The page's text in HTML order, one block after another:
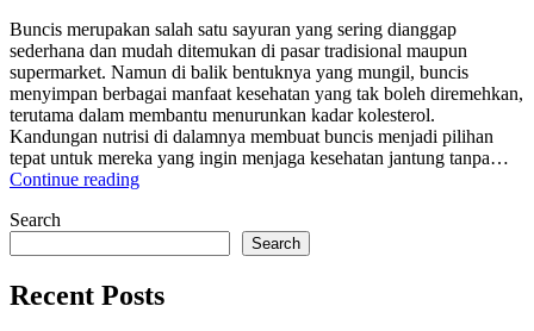
Buncis merupakan salah satu sayuran yang sering dianggap
sederhana dan mudah ditemukan di pasar tradisional maupun
supermarket. Namun di balik bentuknya yang mungil, buncis
menyimpan berbagai manfaat kesehatan yang tak boleh diremehkan,
terutama dalam membantu menurunkan kadar kolesterol.
Kandungan nutrisi di dalamnya membuat buncis menjadi pilihan
tepat untuk mereka yang ingin menjaga kesehatan jantung tanpa…
Continue reading“Khasiat
Search
Search
Recent Posts